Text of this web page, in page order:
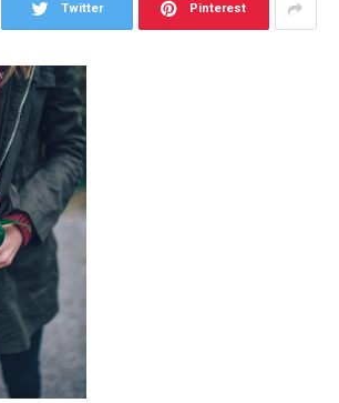
Twitter Pinterest